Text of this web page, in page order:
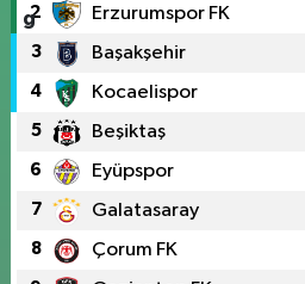
2 Erzurumspor FK
3 Başakşehir
4 Kocaelispor
5 Beşiktaş
6 Eyüpspor
7 Galatasaray
8 Çorum FK